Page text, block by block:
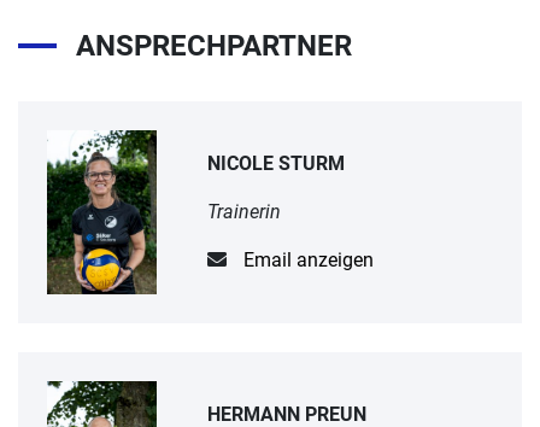
ANSPRECHPARTNER
NICOLE STURM
Trainerin
Email anzeigen
HERMANN PREUN